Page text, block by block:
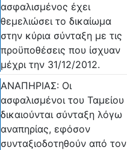
ασφαλισμένος έχει
θεμελιώσει το δικαίωμα
στην κύρια σύνταξη με τις
προϋποθέσεις που ίσχυαν
μέχρι την 31/12/2012.
ΑΝΑΠΗΡΙΑΣ: Οι
ασφαλισμένοι του Ταμείου
δικαιούνται σύνταξη λόγω
αναπηρίας, εφόσον
συνταξιοδοτηθούν από τον